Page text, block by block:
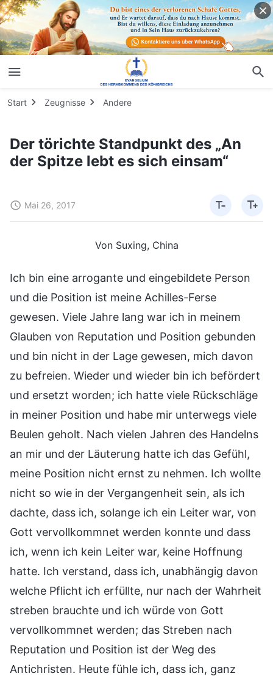
Start Zeugnisse Andere
Der törichte Standpunkt des „An
der Spitze lebt es sich einsam“
Mai 26, 2017
Von Suxing, China
Ich bin eine arrogante und eingebildete Person
und die Position ist meine Achilles-Ferse
gewesen. Viele Jahre lang war ich in meinem
Glauben von Reputation und Position gebunden
und bin nicht in der Lage gewesen, mich davon
zu befreien. Wieder und wieder bin ich befördert
und ersetzt worden; ich hatte viele Rückschläge
in meiner Position und habe mir unterwegs viele
Beulen geholt. Nach vielen Jahren des Handelns
an mir und der Läuterung hatte ich das Gefühl,
meine Position nicht ernst zu nehmen. Ich wollte
nicht so wie in der Vergangenheit sein, als ich
dachte, dass ich, solange ich ein Leiter war, von
Gott vervollkommnet werden konnte und dass
ich, wenn ich kein Leiter war, keine Hoffnung
hatte. Ich verstand, dass ich, unabhängig davon
welche Pflicht ich erfüllte, nur nach der Wahrheit
streben brauchte und ich würde von Gott
vervollkommnet werden; das Streben nach
Reputation und Position ist der Weg des
Antichristen. Heute fühle ich, dass ich, ganz